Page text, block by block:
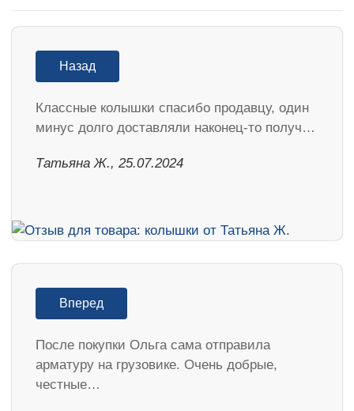
Назад
Классные колышки спасибо продавцу, один
минус долго доставляли наконец-то получ…
Татьяна Ж., 25.07.2024
Вперед
После покупки Ольга сама отправила
арматуру на грузовике. Очень добрые,
честные…